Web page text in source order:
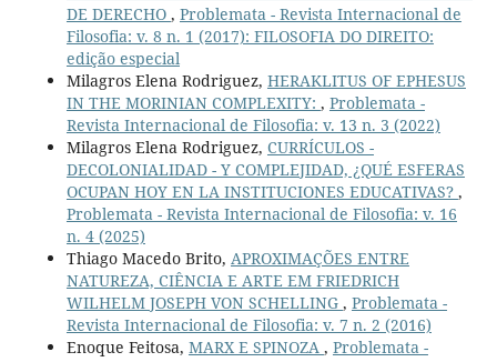
DE DERECHO , Problemata - Revista Internacional de
Filosofia: v. 8 n. 1 (2017): FILOSOFIA DO DIREITO:
edição especial
Milagros Elena Rodriguez, HERAKLITUS OF EPHESUS
IN THE MORINIAN COMPLEXITY: , Problemata -
Revista Internacional de Filosofia: v. 13 n. 3 (2022)
Milagros Elena Rodriguez, CURRÍCULOS -
DECOLONIALIDAD - Y COMPLEJIDAD, ¿QUÉ ESFERAS
OCUPAN HOY EN LA INSTITUCIONES EDUCATIVAS? ,
Problemata - Revista Internacional de Filosofia: v. 16
n. 4 (2025)
Thiago Macedo Brito, APROXIMAÇÕES ENTRE
NATUREZA, CIÊNCIA E ARTE EM FRIEDRICH
WILHELM JOSEPH VON SCHELLING , Problemata -
Revista Internacional de Filosofia: v. 7 n. 2 (2016)
Enoque Feitosa, MARX E SPINOZA , Problemata -